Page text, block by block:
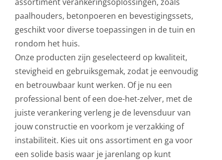
paalhouders, betonpoeren en bevestigingssets,
geschikt voor diverse toepassingen in de tuin en
rondom het huis.
Onze producten zijn geselecteerd op kwaliteit,
stevigheid en gebruiksgemak, zodat je eenvoudig
en betrouwbaar kunt werken. Of je nu een
professional bent of een doe-het-zelver, met de
juiste verankering verleng je de levensduur van
jouw constructie en voorkom je verzakking of
instabiliteit. Kies uit ons assortiment en ga voor
een solide basis waar je jarenlang op kunt